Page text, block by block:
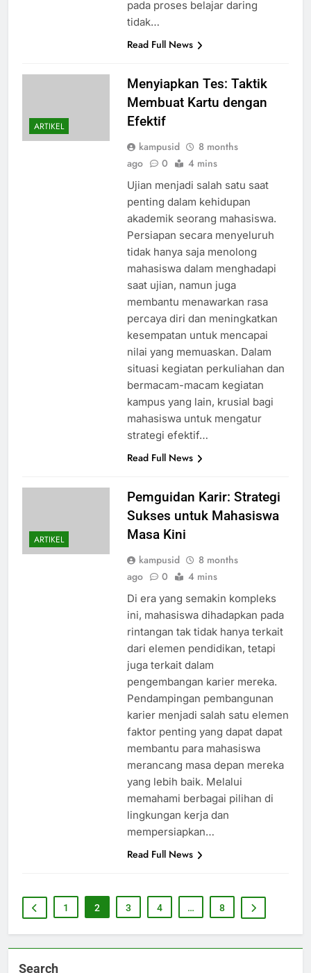
pada proses belajar daring
tidak…
Read Full News
ARTIKEL
Menyiapkan Tes: Taktik
Membuat Kartu dengan
Efektif
kampusid
8 months
ago
0 4 mins
Ujian menjadi salah satu saat
penting dalam kehidupan
akademik seorang mahasiswa.
Persiapan secara menyeluruh
tidak hanya saja menolong
mahasiswa dalam menghadapi
saat ujian, namun juga
membantu menawarkan rasa
percaya diri dan meningkatkan
kesempatan untuk mencapai
nilai yang memuaskan. Dalam
situasi kegiatan perkuliahan dan
bermacam-macam kegiatan
kampus yang lain, krusial bagi
mahasiswa untuk mengatur
strategi efektif…
Read Full News
ARTIKEL
Pemguidan Karir: Strategi
Sukses untuk Mahasiswa
Masa Kini
kampusid
8 months
ago
0 4 mins
Di era yang semakin kompleks
ini, mahasiswa dihadapkan pada
rintangan tak tidak hanya terkait
dari elemen pendidikan, tetapi
juga terkait dalam
pengembangan karier mereka.
Pendampingan pembangunan
karier menjadi salah satu elemen
faktor penting yang dapat dapat
membantu para mahasiswa
merancang masa depan mereka
yang lebih baik. Melalui
memahami berbagai pilihan di
lingkungan kerja dan
mempersiapkan…
Read Full News
1 2 3 4 … 8
Search